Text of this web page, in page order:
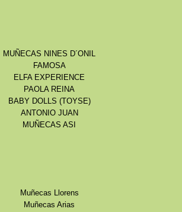
MUÑECAS NINES D´ONIL
FAMOSA
ELFA EXPERIENCE
PAOLA REINA
BABY DOLLS (TOYSE)
ANTONIO JUAN
MUÑECAS ASI
Muñecas Llorens
Muñecas Arias